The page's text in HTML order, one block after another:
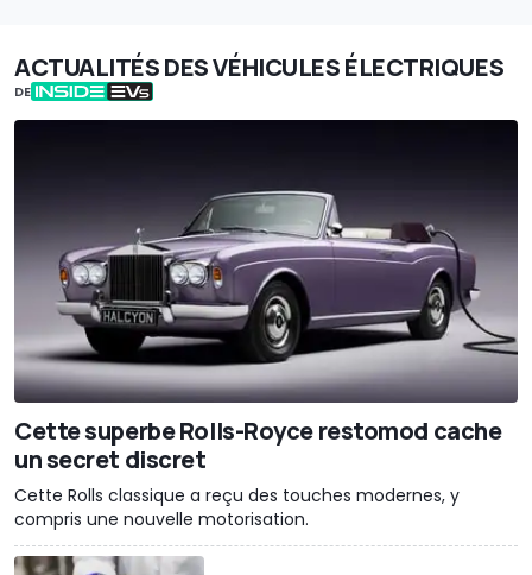
ACTUALITÉS DES VÉHICULES ÉLECTRIQUES
DE
Cette superbe Rolls-Royce restomod cache
un secret discret
Cette Rolls classique a reçu des touches modernes, y
compris une nouvelle motorisation.